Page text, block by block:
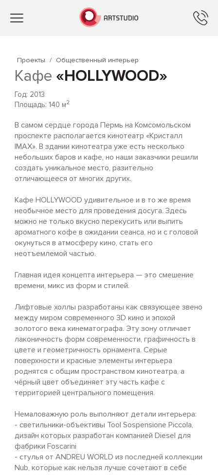
Toggle
Проекты / Общественный интерьер
Кафе «HOLLYWOOD»
Год: 2013
Площадь: 140 м2
В самом сердце города Пермь на Комсомольском
проспекте располагается кинотеатр «Кристалл
IMAX». В здании кинотеатра уже есть несколько
небольших баров и кафе, но наши заказчики решили
создать уникальное место, разительно
отличающееся от многих других.
Кафе HOLLYWOOD удивительное и в то же время
необычное место для проведения досуга. Здесь
можно не только вкусно перекусить или выпить
ароматного кофе в ожидании сеанса, но и с головой
окунуться в атмосферу кино, стать его
неотъемлемой частью.
Главная идея концепта интерьера — это смешение
времени, микс из форм и стилей.
Лифтовые холлы разработаны как связующее звено
между миром современного 3D кино и эпохой
золотого века кинематографа. Эту зону отличает
лаконичность форм современности, графичность в
цвете и геометричность орнамента. Серые
поверхности и красные элементы интерьера
роднятся с общим пространством кинотеатра, а
чёрный цвет объединяет эту часть кафе с
территорией центрального помещения.
Немаловажную роль выполняют детали интерьера:
- cветильники-объективы Tool Sospensione Piccola,
дизайн которых разработан компанией Diesel для
фабрики Foscarini
- стулья от ANDREU WORLD из последней коллекции
Nub, которые как нельзя лучше сочетают в себе